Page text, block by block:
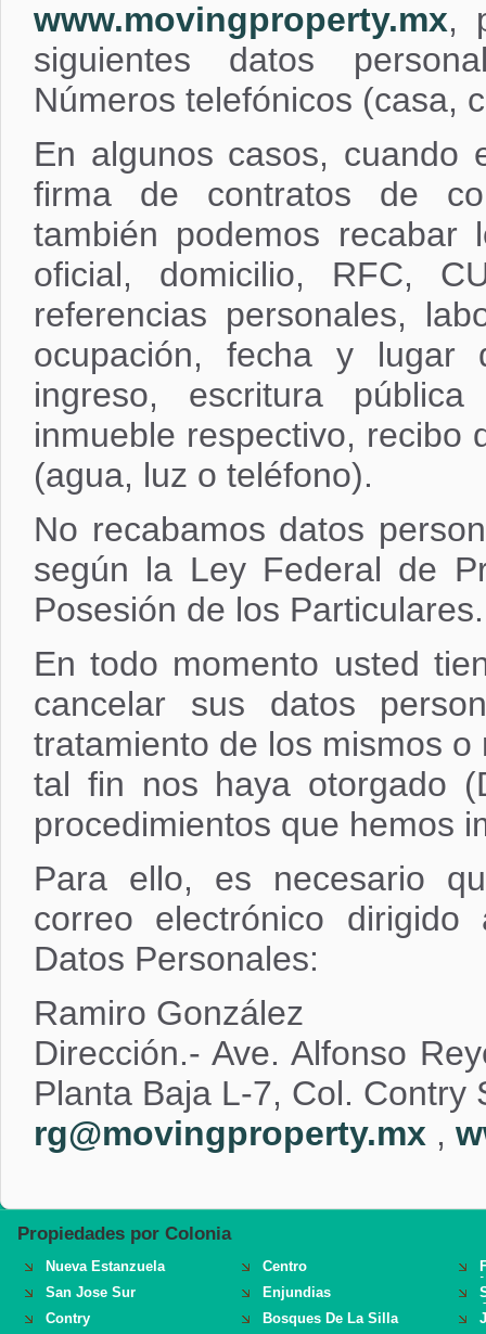
www.movingproperty.mx,
siguientes datos
Números telefónicos (casa,
En algunos casos, cuando
firma de contratos de
también podemos recabar
oficial, domicilio, RFC,
referencias personales,
ocupación, fecha y lugar
ingreso, escritura
inmueble respectivo, recibo
(agua, luz o teléfono).
No recabamos datos
según la Ley Federal de
Posesión de los Particulares.
En todo momento usted
cancelar sus datos
tratamiento de los mismos
tal fin nos haya otorgado
procedimientos que hemos
Para ello, es necesario
correo electrónico
Datos Personales:
Ramiro González
Dirección.- Ave. Alfonso
Planta Baja L-7, Col. Contry
rg@movingproperty.mx ,
Propiedades por Colonia
Nueva Estanzuela Centro
San Jose Sur Enjundias
Contry Bosques De La Silla